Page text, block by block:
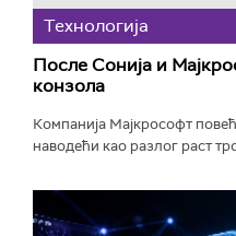
Технологијa
После Сонија и
конзола
Компанија Мајкрософт
наводећи као разлог раст